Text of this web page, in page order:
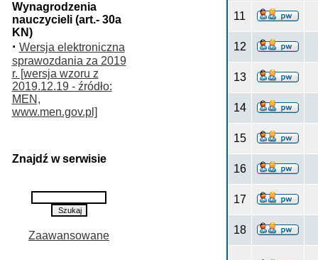
Wynagrodzenia
nauczycieli (art.- 30a
KN)
· Wersja elektroniczna
sprawozdania za 2019
r. [wersja wzoru z
2019.12.19 - źródło:
MEN,
www.men.gov.pl]
Znajdź w serwisie
Zaawansowane
11
12
13
14
15
16
17
18